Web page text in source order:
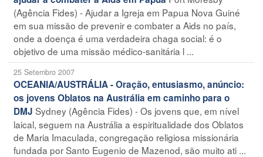
(Agência Fides) - Ajudar a Igreja em Papua Nova Guiné
em sua missão de prevenir e combater a Aids no país,
onde a doença é uma verdadeira chaga social: é o
objetivo de uma missão médico-sanitária l ...
25 Setembro 2007
OCEANIA/AUSTRÁLIA - Oração, entusiasmo, anúncio:
os jovens Oblatos na Austrália em caminho para o
DMJ Sydney (Agência Fides) - Os jovens que, em nível
laical, seguem na Austrália a espiritualidade dos Oblatos
de Maria Imaculada, congregação religiosa missionária
fundada por Santo Eugenio de Mazenod, são muito ati ...